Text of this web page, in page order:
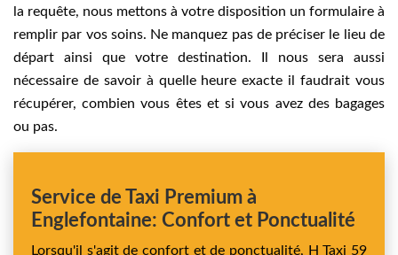
la requête, nous mettons à votre disposition un formulaire à
remplir par vos soins. Ne manquez pas de préciser le lieu de
départ ainsi que votre destination. Il nous sera aussi
nécessaire de savoir à quelle heure exacte il faudrait vous
récupérer, combien vous êtes et si vous avez des bagages
ou pas.
Service de Taxi Premium à
Englefontaine: Confort et Ponctualité
Lorsqu'il s'agit de confort et de ponctualité, H Taxi 59